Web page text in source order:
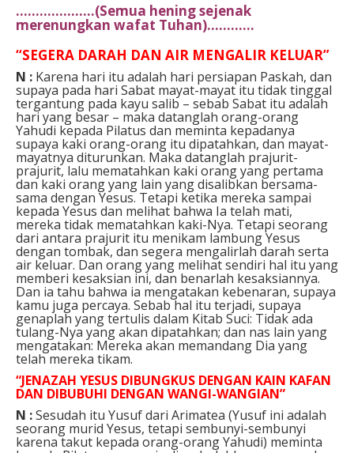
………………..(Semua hening sejenak
merenungkan wafat Tuhan)…………
“SEGERA DARAH DAN AIR MENGALIR KELUAR”
N : Karena hari itu adalah hari persiapan Paskah, dan
supaya pada hari Sabat mayat-mayat itu tidak tinggal
tergantung pada kayu salib – sebab Sabat itu adalah
hari yang besar – maka datanglah orang-orang
Yahudi kepada Pilatus dan meminta kepadanya
supaya kaki orang-orang itu dipatahkan, dan mayat-
mayatnya diturunkan. Maka datanglah prajurit-
prajurit, lalu mematahkan kaki orang yang pertama
dan kaki orang yang lain yang disalibkan bersama-
sama dengan Yesus. Tetapi ketika mereka sampai
kepada Yesus dan melihat bahwa Ia telah mati,
mereka tidak mematahkan kaki-Nya. Tetapi seorang
dari antara prajurit itu menikam lambung Yesus
dengan tombak, dan segera mengalirlah darah serta
air keluar. Dan orang yang melihat sendiri hal itu yang
memberi kesaksian ini, dan benarlah kesaksiannya.
Dan ia tahu bahwa ia mengatakan kebenaran, supaya
kamu juga percaya. Sebab hal itu terjadi, supaya
genaplah yang tertulis dalam Kitab Suci: Tidak ada
tulang-Nya yang akan dipatahkan; dan nas lain yang
mengatakan: Mereka akan memandang Dia yang
telah mereka tikam.
“JENAZAH YESUS DIBUNGKUS DENGAN KAIN KAFAN
DAN DIBUBUHI DENGAN WANGI-WANGIAN”
N :Sesudah itu Yusuf dari Arimatea (Yusuf ini adalah
seorang murid Yesus, tetapi sembunyi-sembunyi
karena takut kepada orang-orang Yahudi) meminta